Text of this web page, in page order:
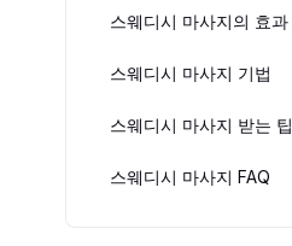
스웨디시 마사지의 효과
스웨디시 마사지 기법
스웨디시 마사지 받는 팁
스웨디시 마사지 FAQ